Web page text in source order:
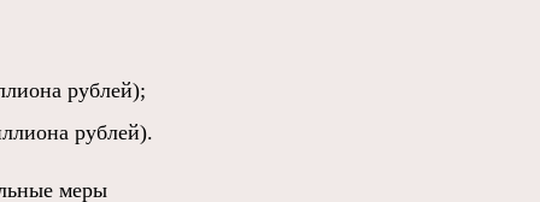
рублей);
рублей).
меры